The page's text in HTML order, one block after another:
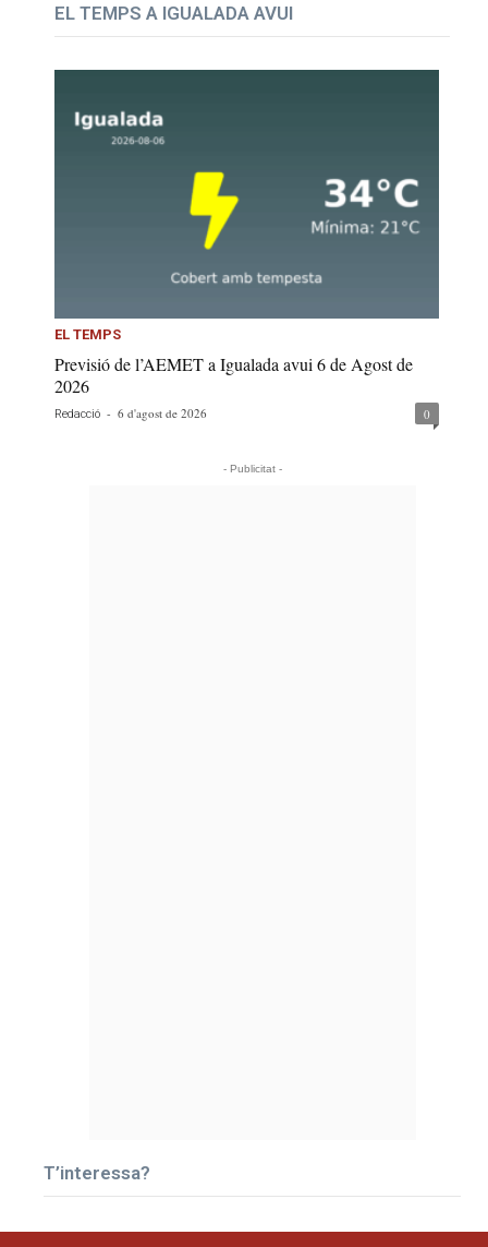
EL TEMPS A IGUALADA AVUI
EL TEMPS
Previsió de l’AEMET a Igualada avui 6 de Agost de
2026
Redacció - 6 d'agost de 2026 0
- Publicitat -
T’interessa?